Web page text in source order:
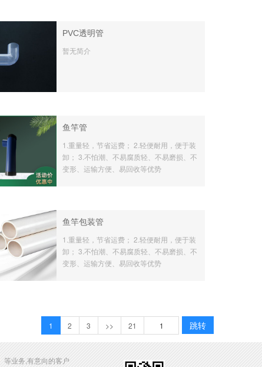
PVC透明管
暂无简介
鱼竿管
1.重量轻，节省运费； 2.轻便耐用，便于装
卸； 3.不怕潮、不易腐质轻、不易磨损、不
变形、运输方便、易回收等优势
鱼竿包装管
1.重量轻，节省运费； 2.轻便耐用，便于装
卸； 3.不怕潮、不易腐质轻、不易磨损、不
变形、运输方便、易回收等优势
1 2 3 >> 21 跳转
等业务,有意向的客户